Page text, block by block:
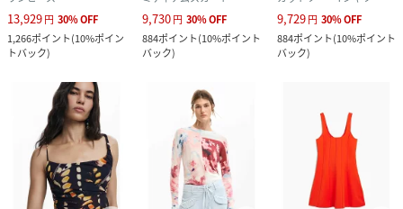
13,929円 30%OFF
1,266ポイント(10%ポイン
トバック)
9,730円 30%OFF
884ポイント(10%ポイント
バック)
9,729円 30%OFF
884ポイント(10%ポイント
バック)